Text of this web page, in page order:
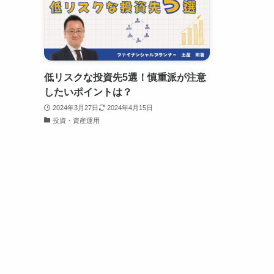
低リスクな投資先5選！慎重派が注意
したいポイントは？
2024年3月27日
2024年4月15日
投資・資産運用